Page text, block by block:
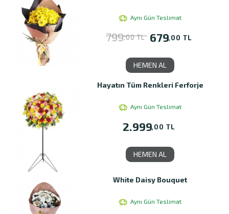
Aynı Gün Teslimat
799,00 TL 679,00 TL
HEMEN AL
Hayatın Tüm Renkleri Ferforje
Aynı Gün Teslimat
2.999,00 TL
HEMEN AL
White Daisy Bouquet
Aynı Gün Teslimat